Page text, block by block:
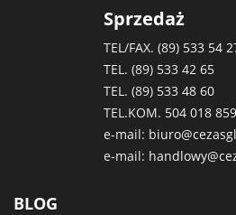
Sprzedaż
TEL/FAX. (89) 533 54
TEL. (89) 533 42 65
TEL. (89) 533 48 60
TEL.KOM. 504 018 859
e-mail:
e-mail:
BLOG